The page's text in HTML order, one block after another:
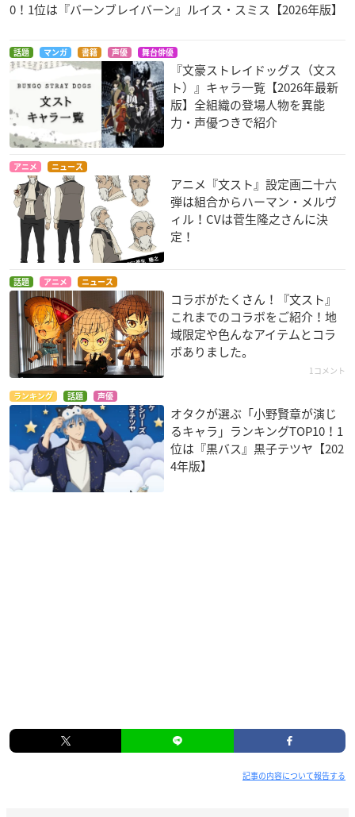
0！1位は『バーンブレイバーン』ルイス・スミス【2026年版】
話題 マンガ 書籍 声優 舞台俳優
『文豪ストレイドッグス（文ス
ト）』キャラ一覧【2026年最新
版】全組織の登場人物を異能
力・声優つきで紹介
アニメ ニュース
アニメ『文スト』設定画二十六
弾は組合からハーマン・メルヴ
ィル！CVは菅生隆之さんに決
定！
話題 アニメ ニュース
コラボがたくさん！『文スト』
これまでのコラボをご紹介！地
域限定や色んなアイテムとコラ
ボありました。
1コメント
ランキング 話題 声優
オタクが選ぶ「小野賢章が演じ
るキャラ」ランキングTOP10！1
位は『黒バス』黒子テツヤ【202
4年版】
記事の内容について報告する